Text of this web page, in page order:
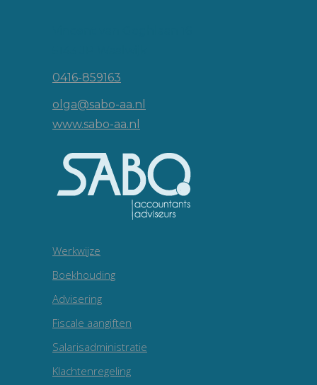
0416-859163
olga@sabo-aa.nl
www.sabo-aa.nl
Werkwijze
Boekhouding
Advisering
Fiscale aangiften
Salarisadministratie
Klachtenregeling